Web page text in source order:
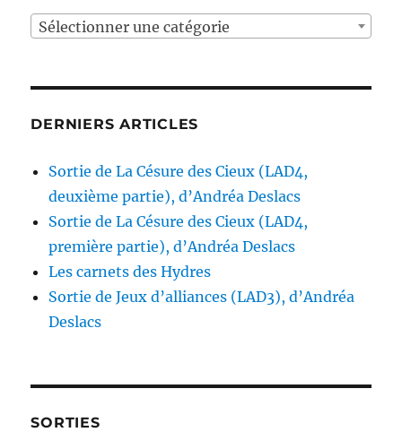
Sélectionner une catégorie
DERNIERS ARTICLES
Sortie de La Césure des Cieux (LAD4,
deuxième partie), d’Andréa Deslacs
Sortie de La Césure des Cieux (LAD4,
première partie), d’Andréa Deslacs
Les carnets des Hydres
Sortie de Jeux d’alliances (LAD3), d’Andréa
Deslacs
SORTIES